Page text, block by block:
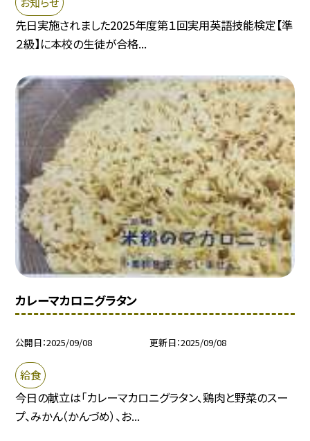
先日実施されました2025年度第１回実用英語技能検定【準
２級】に本校の生徒が合格...
カレーマカロニグラタン
公開日 2025/09/08 更新日 2025/09/08
給食
今日の献立は「カレーマカロニグラタン、鶏肉と野菜のスー
プ、みかん（かんづめ）、お...